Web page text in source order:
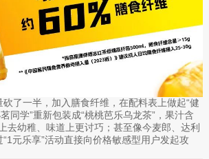
了一半，加入膳食纤维，在配料表上做起“健
同学”重新包装成“桃桃芭乐乌龙茶”，果汁含
去幼稚、味道上更讨巧；甚至像今麦郎、达利
元乐享”活动直接向价格敏感型用户发起攻